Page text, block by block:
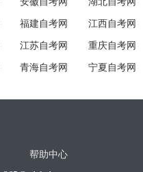
福建自考网 江西自考网
江苏自考网 重庆自考网
青海自考网 宁夏自考网
帮助中心